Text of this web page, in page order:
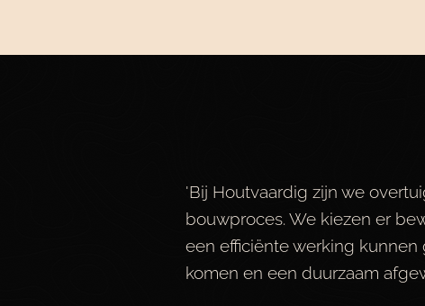
'Bij Houtvaardig zijn we
bouwproces. We kiezen er
een efficiënte werking
komen en een duurzaam